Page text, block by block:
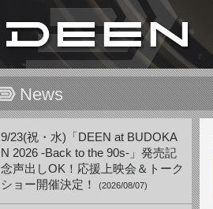
News
9/23(祝・水)「DEEN at BUDOKA
N 2026 -Back to the 90s-」発売記
念声出しOK！応援上映会＆トーク
ショー開催決定！
(2026/08/07)